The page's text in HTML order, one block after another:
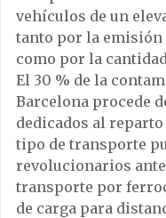
vehículos de un
tanto por la emisión
como por la
El 30 % de la
Barcelona procede
dedicados al reparto
tipo de transporte
revolucionarios
transporte por
de carga para